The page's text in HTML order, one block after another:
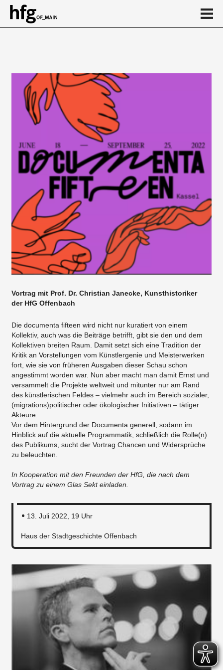
Event
Vortrag mit Prof. Dr. Christian Janecke, Kunsthistoriker
der HfG Offenbach
Die documenta fifteen wird nicht nur kuratiert von einem
Kollektiv, auch was die Beiträge betrifft, gibt sie den und dem
Kollektiven breiten Raum. Damit setzt sich eine Tradition der
Kritik an Vorstellungen vom Künstlergenie und Meisterwerken
fort, wie sie von früheren Ausgaben dieser Schau schon
angestimmt worden war. Nun aber macht man damit Ernst und
versammelt die Projekte weltweit und mitunter nur am Rand
des künstlerischen Feldes – vielmehr auch im Bereich sozialer,
(migrations)politischer oder ökologischer Initiativen – tätiger
Akteure.
Vor dem Hintergrund der Documenta generell, sodann im
Hinblick auf die aktuelle Programmatik, schließlich die Rolle(n)
des Publikums, sucht der Vortrag Chancen und Widersprüche
zu beleuchten.
In Kooperation mit den Freunden der HfG, die nach dem
Vortrag zu einem Glas Sekt einladen.
13. Juli 2022, 19 Uhr
Haus der Stadtgeschichte Offenbach